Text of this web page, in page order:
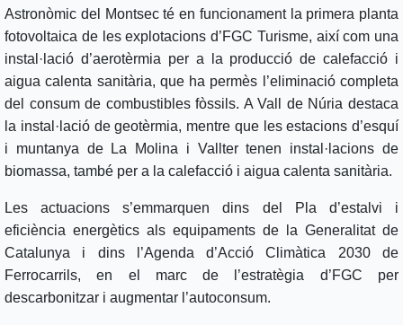
Astronòmic del Montsec té en funcionament la primera planta
fotovoltaica de les explotacions d’FGC Turisme, així com una
instal·lació d’aerotèrmia per a la producció de calefacció i
aigua calenta sanitària, que ha permès l’eliminació completa
del consum de combustibles fòssils. A Vall de Núria destaca
la instal·lació de geotèrmia, mentre que les estacions d’esquí
i muntanya de La Molina i Vallter tenen instal·lacions de
biomassa, també per a la calefacció i aigua calenta sanitària.
Les actuacions s’emmarquen dins del Pla d’estalvi i
eficiència energètics als equipaments de la Generalitat de
Catalunya i dins l’Agenda d’Acció Climàtica 2030 de
Ferrocarrils, en el marc de l’estratègia d’FGC per
descarbonitzar i augmentar l’autoconsum.